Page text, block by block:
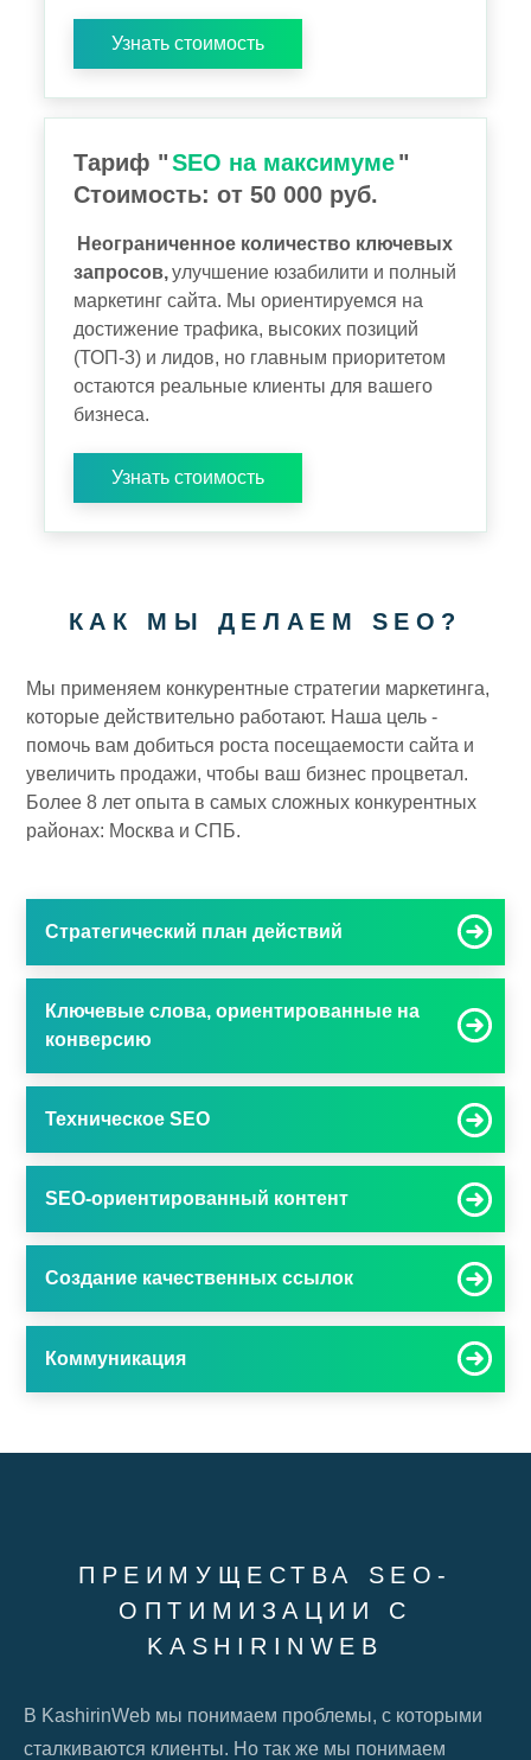
Узнать стоимость
Тариф "SEO на максимуме"
Стоимость: от 50 000 руб.
Неограниченное количество ключевых
запросов,улучшение юзабилити и полный
маркетинг сайта. Мы ориентируемся на
достижение трафика, высоких позиций
(ТОП-3) и лидов, но главным приоритетом
остаются реальные клиенты для вашего
бизнеса.
Узнать стоимость
КАК МЫ ДЕЛАЕМ SEO?
Мы применяем конкурентные стратегии маркетинга,
которые действительно работают. Наша цель -
помочь вам добиться роста посещаемости сайта и
увеличить продажи, чтобы ваш бизнес процветал.
Более 8 лет опыта в самых сложных конкурентных
районах: Москва и СПБ.
Стратегический план действий
Ключевые слова, ориентированные на
конверсию
Техническое SEO
SEO-ориентированный контент
Создание качественных ссылок
Коммуникация
ПРЕИМУЩЕСТВА SEO-
ОПТИМИЗАЦИИ C
KASHIRINWEB
В KashirinWeb мы понимаем проблемы, с которыми
сталкиваются клиенты. Но так же мы понимаем